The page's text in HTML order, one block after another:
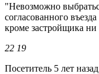
"Невозможно
согласованного
кроме застройщика ни
22 19
Посетитель 5 лет назад